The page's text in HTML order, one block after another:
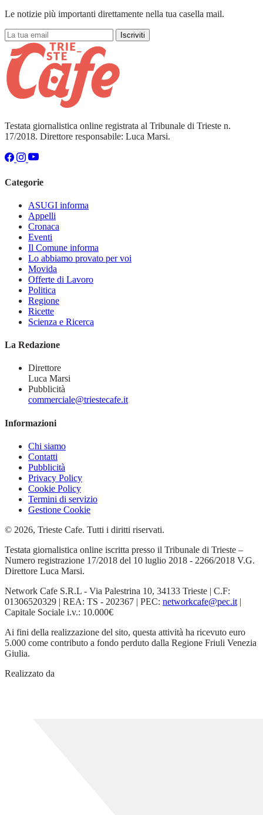
Le notizie più importanti direttamente nella tua casella mail.
Iscriviti
Testata giornalistica online registrata al Tribunale di Trieste n.
17/2018. Direttore responsabile: Luca Marsi.
Categorie
ASUGI informa
Appelli
Cronaca
Eventi
Il Comune informa
Lo abbiamo provato per voi
Movida
Offerte di Lavoro
Politica
Regione
Ricette
Scienza e Ricerca
La Redazione
Direttore
Luca Marsi
Pubblicità
commerciale@triestecafe.it
Informazioni
Chi siamo
Contatti
Pubblicità
Privacy Policy
Cookie Policy
Termini di servizio
Gestione Cookie
© 2026, Trieste Cafe. Tutti i diritti riservati.
Testata giornalistica online iscritta presso il Tribunale di Trieste –
Numero registrazione 17/2018 del 10 luglio 2018 - 2266/2018 V.G.
Direttore Luca Marsi.
Network Cafe S.R.L - Via Palestrina 10, 34133 Trieste | C.F:
01306520329 | REA: TS - 202367 | PEC: networkcafe@pec.it |
Capitale Sociale i.v.: 10.000€
Ai fini della realizzazione del sito, questa attività ha ricevuto euro
5.000 come contributo a fondo perduto dalla Regione Friuli Venezia
Giulia.
Realizzato da